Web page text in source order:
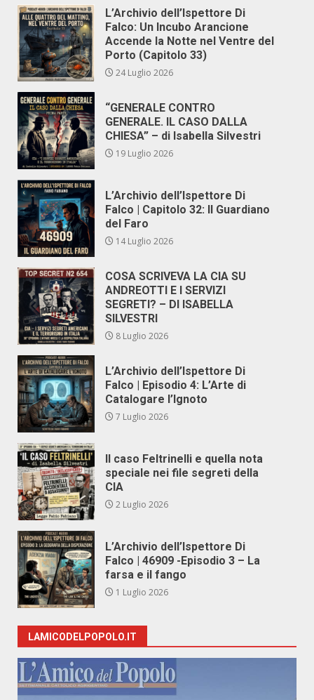
L’Archivio dell’Ispettore Di
Falco: Un Incubo Arancione
Accende la Notte nel Ventre del
Porto (Capitolo 33)
24 Luglio 2026
“GENERALE CONTRO
GENERALE. IL CASO DALLA
CHIESA” – di Isabella Silvestri
19 Luglio 2026
L’Archivio dell’Ispettore Di
Falco | Capitolo 32: Il Guardiano
del Faro
14 Luglio 2026
COSA SCRIVEVA LA CIA SU
ANDREOTTI E I SERVIZI
SEGRETI? – DI ISABELLA
SILVESTRI
8 Luglio 2026
L’Archivio dell’Ispettore Di
Falco | Episodio 4: L’Arte di
Catalogare l’Ignoto
7 Luglio 2026
Il caso Feltrinelli e quella nota
speciale nei file segreti della
CIA
2 Luglio 2026
L’Archivio dell’Ispettore Di
Falco | 46909 -Episodio 3 – La
farsa e il fango
1 Luglio 2026
LAMICODELPOPOLO.IT